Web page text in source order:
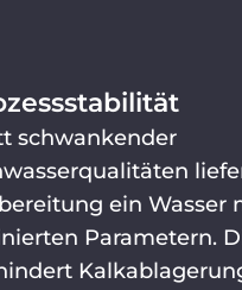
schwankender
ein Wasser
Parametern.